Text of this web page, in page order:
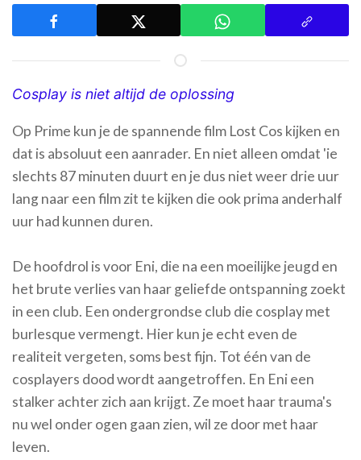
Cosplay is niet altijd de oplossing
Op Prime kun je de spannende film Lost Cos kijken en
dat is absoluut een aanrader. En niet alleen omdat 'ie
slechts 87 minuten duurt en je dus niet weer drie uur
lang naar een film zit te kijken die ook prima anderhalf
uur had kunnen duren.
De hoofdrol is voor Eni, die na een moeilijke jeugd en
het brute verlies van haar geliefde ontspanning zoekt
in een club. Een ondergrondse club die cosplay met
burlesque vermengt. Hier kun je echt even de
realiteit vergeten, soms best fijn. Tot één van de
cosplayers dood wordt aangetroffen. En Eni een
stalker achter zich aan krijgt. Ze moet haar trauma's
nu wel onder ogen gaan zien, wil ze door met haar
leven.